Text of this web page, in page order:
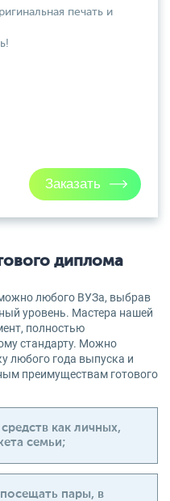
печать и
диплома
любого ВУЗа, выбрав
уровень. Мастера нашей
полностью
стандарту. Можно
любого года выпуска и
преимуществам готового
как личных,
семьи;
пары, в